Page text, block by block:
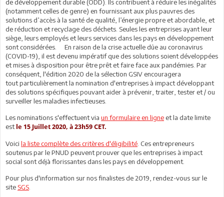
de développement durable (ODD). Ils contribuent à réduire les inégalités
(notamment celles de genre) en fournissant aux plus pauvres des
solutions d’accès à la santé de qualité, l’énergie propre et abordable, et
de réduction et recyclage des déchets. Seules les entreprises ayant leur
siège, leurs employés et leurs services dans les pays en développement
sont considérées. En raison de la crise actuelle dûe au coronavirus
(COVID-19), il est devenu impératif que des solutions soient développées
et mises à disposition pour être prêt et faire face aux pandémies. Par
conséquent, l'édition 2020 de la sélection GSIV encouragera
tout particulièrement la nomination d'entreprises à impact développant
des solutions spécifiques pouvant aider à prévenir, traiter, tester et / ou
surveiller les maladies infectieuses.
Les nominations s'effectuent via un formulaire en ligne et la date limite
est le 15 Juillet 2020, à 23h59 CET.
Voici la liste complète des critères d'éligibilité . Ces entrepreneurs
soutenus par le PNUD peuvent prouver que les entreprises à impact
social sont déjà florissantes dans les pays en développement.
Pour plus d'information sur nos finalistes de 2019, rendez-vous sur le
site SGS